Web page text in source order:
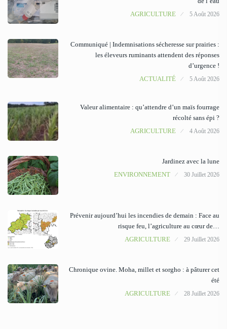
AGRICULTURE
5 Août 2026
Communiqué | Indemnisations sécheresse sur prairies :
les éleveurs ruminants attendent des réponses
d’urgence !
ACTUALITÉ
5 Août 2026
Valeur alimentaire : qu’attendre d’un maïs fourrage
récolté sans épi ?
AGRICULTURE
4 Août 2026
Jardinez avec la lune
ENVIRONNEMENT
30 Juillet 2026
Prévenir aujourd’hui les incendies de demain : Face au
risque feu, l’agriculture au cœur de…
AGRICULTURE
29 Juillet 2026
Chronique ovine. Moha, millet et sorgho : à pâturer cet
été
AGRICULTURE
28 Juillet 2026